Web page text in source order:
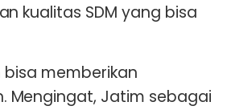
kualitas SDM yang bisa
bisa memberikan
Mengingat, Jatim sebagai